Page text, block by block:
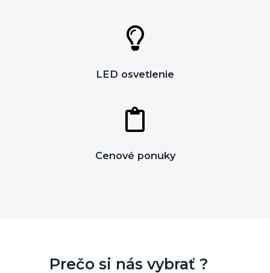
LED osvetlenie
Cenové ponuky
Prečo si nás vybrať ?